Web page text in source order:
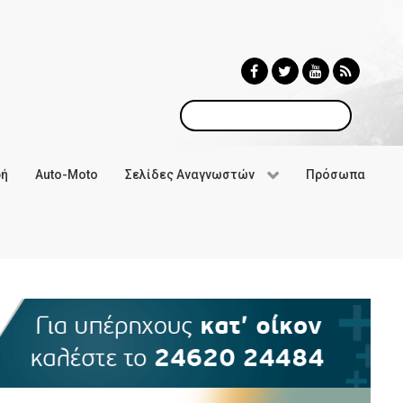
Αναζήτηση
Auto-Moto Σελίδες Αναγνωστών Πρόσωπα